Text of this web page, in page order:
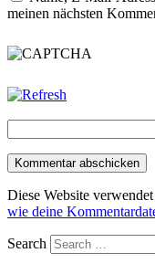
meinen nächsten
Diese Website
wie deine
Search